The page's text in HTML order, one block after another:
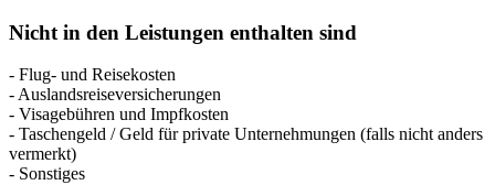
Nicht in den Leistungen enthalten sind
- Flug- und Reisekosten
- Auslandsreiseversicherungen
- Visagebühren und Impfkosten
- Taschengeld / Geld für private Unternehmungen (falls nicht anders
vermerkt)
- Sonstiges